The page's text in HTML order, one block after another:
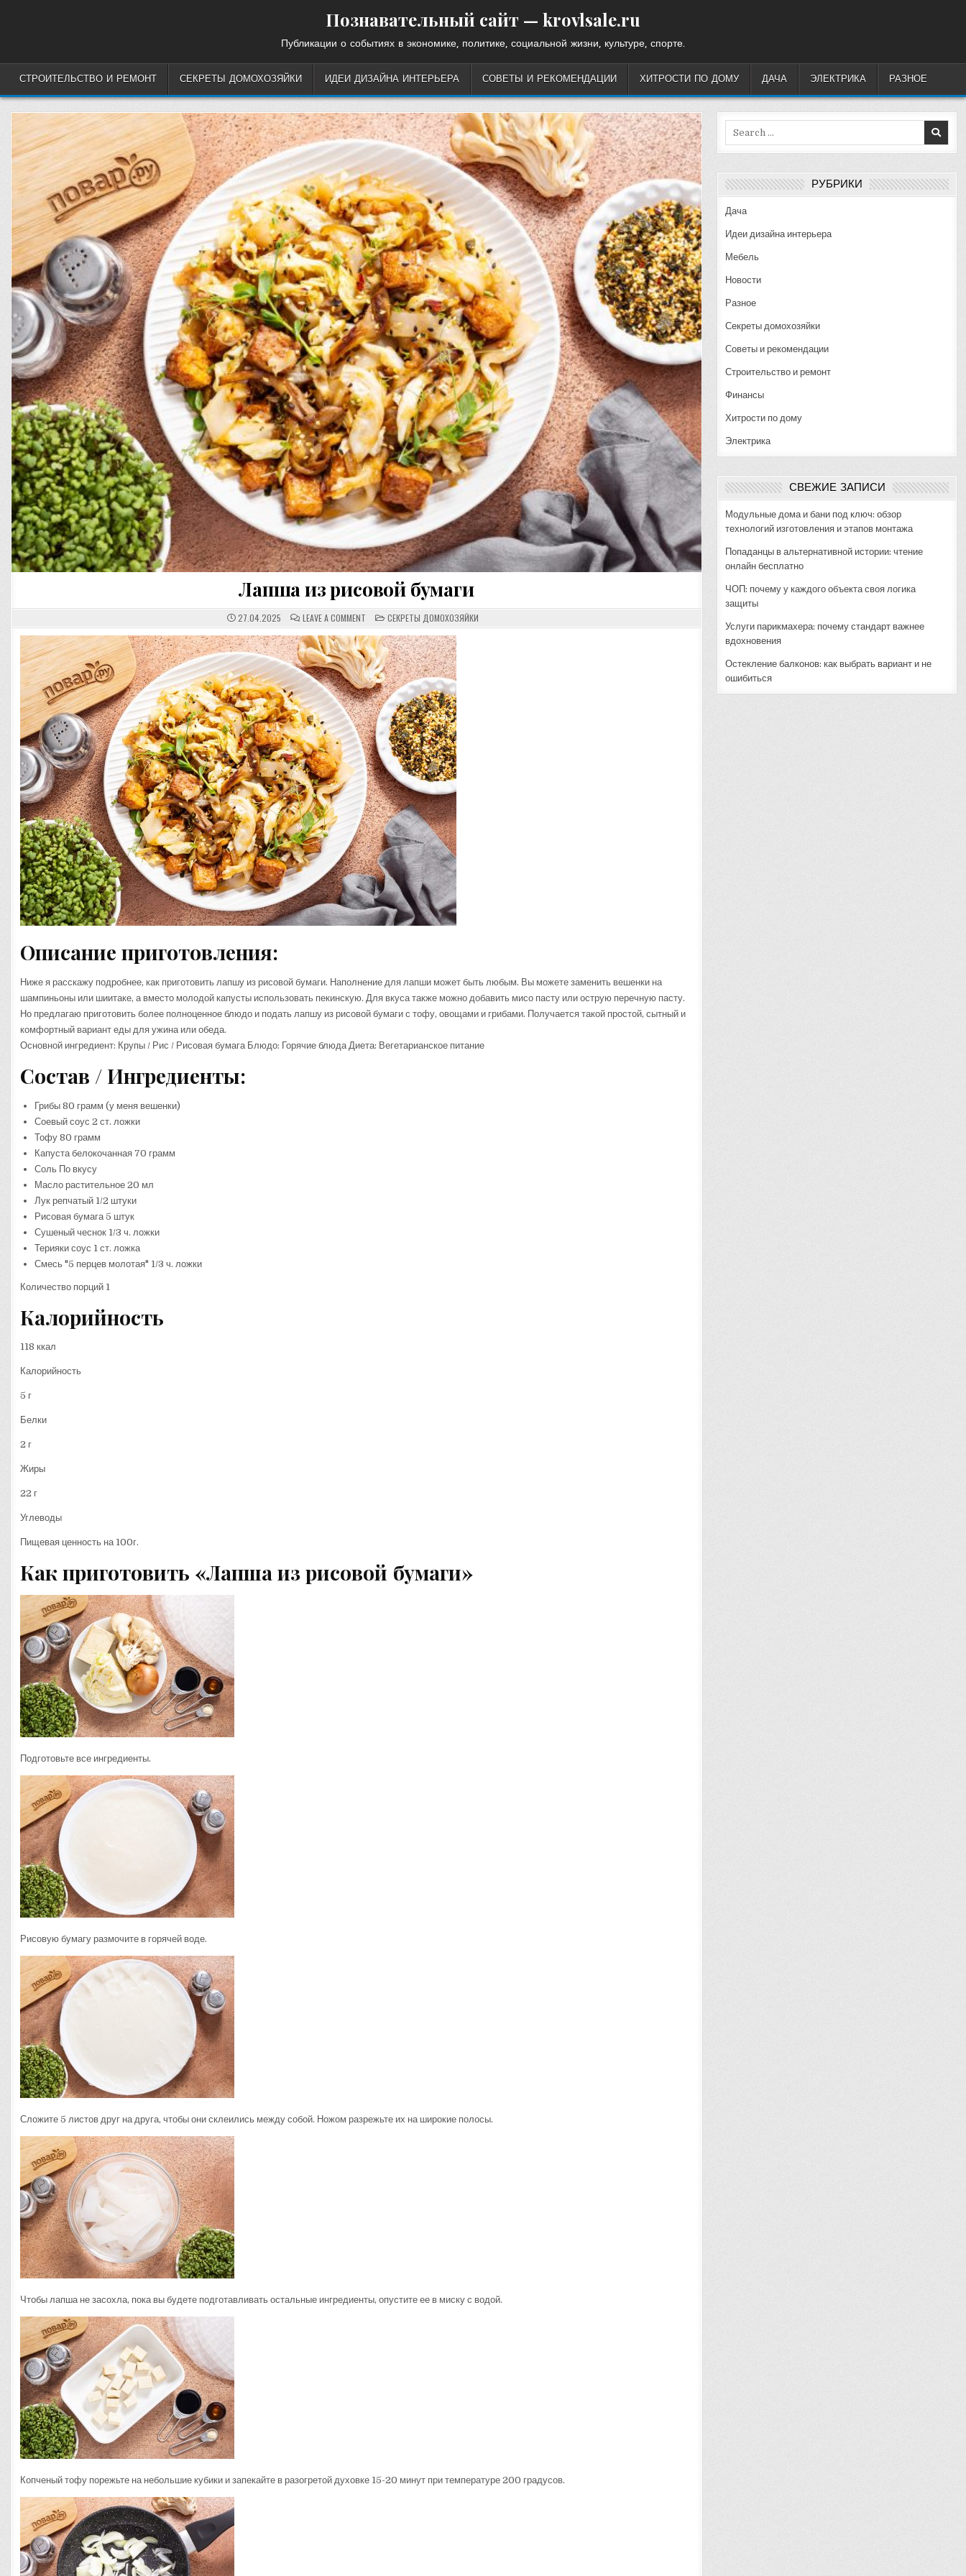
Познавательный сайт — krovlsale.ru
Публикации о событиях в экономике, политике, социальной жизни, культуре, спорте.
СТРОИТЕЛЬСТВО И РЕМОНТ СЕКРЕТЫ ДОМОХОЗЯЙКИ ИДЕИ ДИЗАЙНА ИНТЕРЬЕРА СОВЕТЫ И РЕКОМЕНДАЦИИ ХИТРОСТИ ПО ДОМУ ДАЧА ЭЛЕКТРИКА РАЗНОЕ
Лапша из рисовой бумаги
27.04.2025 LEAVE A COMMENT
ЛАПША
ИЗ
РИСОВОЙ
БУМАГИ
POSTED
IN
СЕКРЕТЫ ДОМОХОЗЯЙКИ
Описание приготовления:
Ниже я расскажу подробнее, как приготовить лапшу из рисовой бумаги. Наполнение для лапши может быть любым. Вы можете заменить вешенки на
шампиньоны или шиитаке, а вместо молодой капусты использовать пекинскую. Для вкуса также можно добавить мисо пасту или острую перечную пасту.
Но предлагаю приготовить более полноценное блюдо и подать лапшу из рисовой бумаги с тофу, овощами и грибами. Получается такой простой, сытный и
комфортный вариант еды для ужина или обеда.
Основной ингредиент: Крупы / Рис / Рисовая бумага Блюдо: Горячие блюда Диета: Вегетарианское питание
Состав / Ингредиенты:
Грибы 80 грамм (у меня вешенки)
Соевый соус 2 ст. ложки
Тофу 80 грамм
Капуста белокочанная 70 грамм
Соль По вкусу
Масло растительное 20 мл
Лук репчатый 1/2 штуки
Рисовая бумага 5 штук
Сушеный чеснок 1/3 ч. ложки
Терияки соус 1 ст. ложка
Смесь "5 перцев молотая" 1/3 ч. ложки
Количество порций 1
Калорийность
118 ккал
Калорийность
5 г
Белки
2 г
Жиры
22 г
Углеводы
Пищевая ценность на 100г.
Как приготовить «Лапша из рисовой бумаги»
Подготовьте все ингредиенты.
Рисовую бумагу размочите в горячей воде.
Сложите 5 листов друг на друга, чтобы они склеились между собой. Ножом разрежьте их на широкие полосы.
Чтобы лапша не засохла, пока вы будете подготавливать остальные ингредиенты, опустите ее в миску с водой.
Копченый тофу порежьте на небольшие кубики и запекайте в разогретой духовке 15-20 минут при температуре 200 градусов.
РУБРИКИ
Дача
Идеи дизайна интерьера
Мебель
Новости
Разное
Секреты домохозяйки
Советы и рекомендации
Строительство и ремонт
Финансы
Хитрости по дому
Электрика
СВЕЖИЕ ЗАПИСИ
Модульные дома и бани под ключ: обзор
технологий изготовления и этапов монтажа
Попаданцы в альтернативной истории: чтение
онлайн бесплатно
ЧОП: почему у каждого объекта своя логика
защиты
Услуги парикмахера: почему стандарт важнее
вдохновения
Остекление балконов: как выбрать вариант и не
ошибиться